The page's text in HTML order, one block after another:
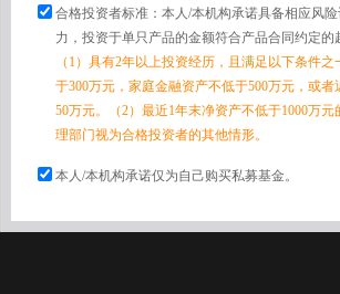
合格投资者标准：本人/本机构承诺具备相应风
力，投资于单只产品的金额符合产品合同约定的
（1）具有2年以上投资经历，且满足以下条件
于300万元，家庭金融资产不低于500万元，或
50万元。（2）最近1年末净资产不低于1000万
理部门视为合格投资者的其他情形。
本人/本机构承诺仅为自己购买私募基金。